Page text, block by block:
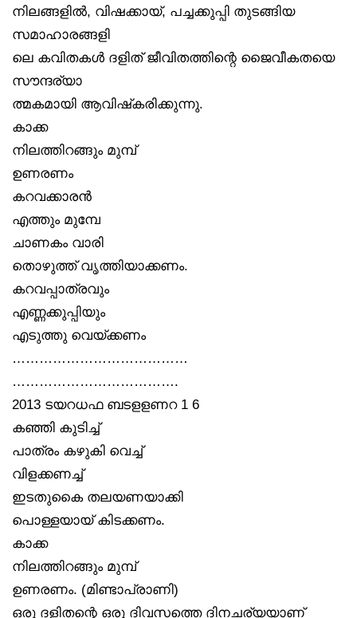
നിലങ്ങളിൽ, വിഷക്കായ്, പച്ചക്കുപ്പി തുടങ്ങിയ
സമാഹാരങ്ങളി
ലെ കവിതകൾ ദളിത് ജീവിതത്തിന്റെ ജൈവീകതയെ
സൗന്ദര്യാ
ത്മകമായി ആവിഷ്‌കരിക്കുന്നു.
കാക്ക
നിലത്തിറങ്ങും മുമ്പ്
ഉണരണം
കറവക്കാരൻ
എത്തും മുമ്പേ
ചാണകം വാരി
തൊഴുത്ത് വൃത്തിയാക്കണം.
കറവപ്പാത്രവും
എണ്ണക്കുപ്പിയും
എടുത്തു വെയ്ക്കണം
…………………………………
……………………………….
2013 ടയറധഫ ബടളളണറ 1 6
കഞ്ഞി കുടിച്ച്
പാത്രം കഴുകി വെച്ച്
വിളക്കണച്ച്
ഇടതുകൈ തലയണയാക്കി
പൊള്ളയായ് കിടക്കണം.
കാക്ക
നിലത്തിറങ്ങും മുമ്പ്
ഉണരണം. (മിണ്ടാപ്രാണി)
ഒരു ദളിതന്റെ ഒരു ദിവസത്തെ ദിനചര്യയാണ്